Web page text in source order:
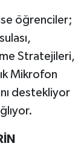
öğrenciler;
Stratejileri,
Mikrofon
destekliyor